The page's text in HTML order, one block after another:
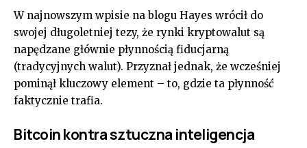
W najnowszym wpisie na blogu Hayes wrócił do
swojej długoletniej tezy, że rynki kryptowalut są
napędzane głównie płynnością fiducjarną
(tradycyjnych walut). Przyznał jednak, że wcześniej
pominął kluczowy element – to, gdzie ta płynność
faktycznie trafia.
Bitcoin kontra sztuczna inteligencja